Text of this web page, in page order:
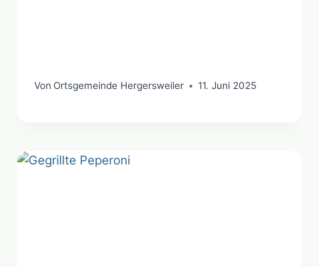
Von Ortsgemeinde Hergersweiler 11. Juni 2025